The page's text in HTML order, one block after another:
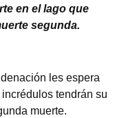
en el lago que
segunda.
les espera
tendrán su
muerte.